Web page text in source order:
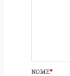
NOME*